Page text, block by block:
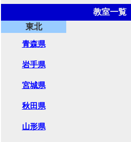
教室一覧
東北
青森県
岩手県
宮城県
秋田県
山形県